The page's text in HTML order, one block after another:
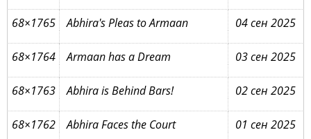
68×1765 Abhira's Pleas to Armaan 04 сен 2025
68×1764 Armaan has a Dream 03 сен 2025
68×1763 Abhira is Behind Bars! 02 сен 2025
68×1762 Abhira Faces the Court 01 сен 2025